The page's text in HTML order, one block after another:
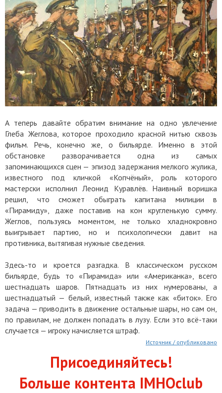
А теперь давайте обратим внимание на одно увлечение
Глеба Жеглова, которое проходило красной нитью сквозь
фильм. Речь, конечно же, о бильярде. Именно в этой
обстановке разворачивается одна из самых
запоминающихся сцен — эпизод задержания мелкого жулика,
известного под кличкой «Копчёный», роль которого
мастерски исполнил Леонид Куравлёв. Наивный воришка
решил, что сможет обыграть капитана милиции в
«Пирамиду», даже поставив на кон кругленькую сумму.
Жеглов, пользуясь моментом, не только хладнокровно
выигрывает партию, но и психологически давит на
противника, вытягивая нужные сведения.
Здесь-то и кроется разгадка. В классическом русском
бильярде, будь то «Пирамида» или «Американка», всего
шестнадцать шаров. Пятнадцать из них нумерованы, а
шестнадцатый — белый, известный также как «биток». Его
задача — приводить в движение остальные шары, но сам он,
по правилам, не должен попадать в лузу. Если это всё-таки
случается — игроку начисляется штраф.
Источник / опубликовано
Присоединяйтесь!
Больше контента IMHOclub